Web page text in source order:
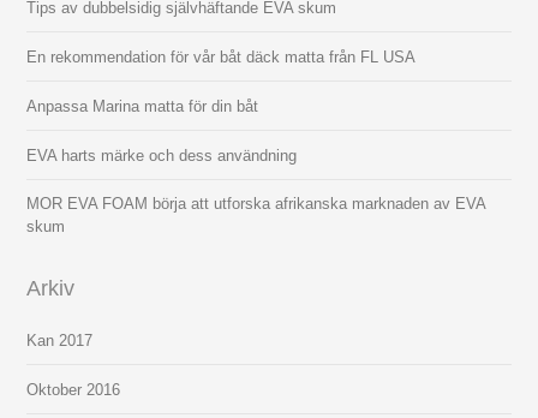
Tips av dubbelsidig självhäftande EVA skum
En rekommendation för vår båt däck matta från FL USA
Anpassa Marina matta för din båt
EVA harts märke och dess användning
MOR EVA FOAM börja att utforska afrikanska marknaden av EVA
skum
Arkiv
Kan 2017
Oktober 2016